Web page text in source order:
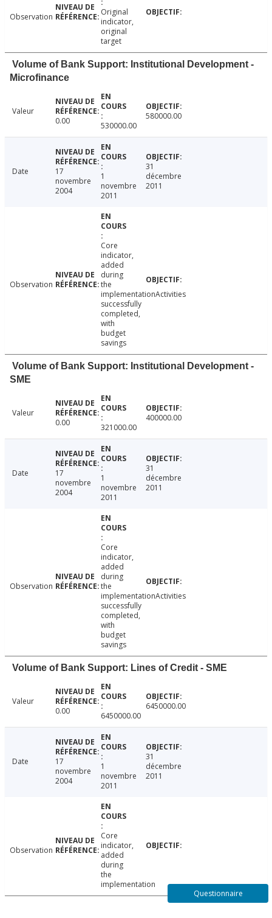
Observation
Original
indicator,
original
target
Volume of Bank Support: Institutional Development -
Microfinance
Valeur
0.00
530000.00
580000.00
Date
17
novembre
2004
1
novembre
2011
31
décembre
2011
Observation
Core
indicator,
added
during
the
implementationActivities
successfully
completed,
with
budget
savings
Volume of Bank Support: Institutional Development -
SME
Valeur
0.00
321000.00
400000.00
Date
17
novembre
2004
1
novembre
2011
31
décembre
2011
Observation
Core
indicator,
added
during
the
implementationActivities
successfully
completed,
with
budget
savings
Volume of Bank Support: Lines of Credit - SME
Valeur
0.00
6450000.00
6450000.00
Date
17
novembre
2004
1
novembre
2011
31
décembre
2011
Observation
Core
indicator,
added
during
the
implementation
Questionnaire